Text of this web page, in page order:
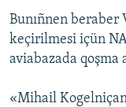
Bunıñnen beraber
keçirilmesi içün
aviabazada
«Mihail